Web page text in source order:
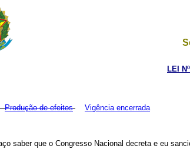
LEI
Produção de efeitos Vigência encerrada
saber que o Congresso Nacional decreta e eu